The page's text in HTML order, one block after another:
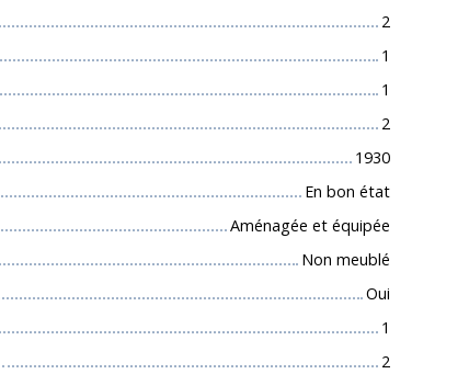
2
1
1
2
1930
En bon état
Aménagée et équipée
Non meublé
Oui
1
2